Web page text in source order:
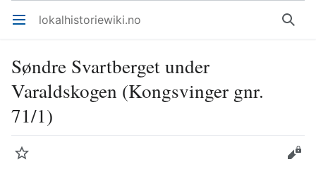
Åpne hovedmenyen lokalhistoriewiki.no Søk
Søndre Svartberget under
Varaldskogen (Kongsvinger gnr.
71/1)
Overvåk Rediger